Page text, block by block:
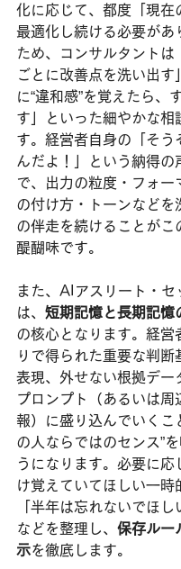
化に応じて、都度「現在
最適化し続ける必要があ
ため、コンサルタントは
ごとに改善点を洗い出す
に“違和感”を覚えたら、
す」といった細やかな相
す。経営者自身の「そう
んだよ！」という納得の
で、出力の粒度・フォー
の付け方・トーンなどを
の伴走を続けることがこ
醍醐味です。
また、AIアスリート・セ
は、 短期記憶と長期記憶
の核心となります。経営
りで得られた重要な判断
表現、外せない根拠デー
プロンプト（あるいは周
報）に盛り込んでいくこ
の人ならではのセンス”
うになります。必要に応
け覚えていてほしい一時
「半年は忘れないでほし
などを整理し、 保存ルー
示を徹底します。